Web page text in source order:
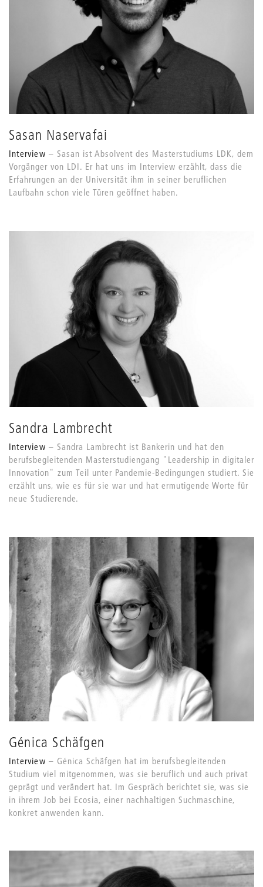
Sasan Naservafai
Interview
Sasan ist Absolvent des Masterstudiums LDK, dem
Vorgänger von LDI. Er hat uns im Interview erzählt, dass die
Erfahrungen an der Universität ihm in seiner beruflichen
Laufbahn schon viele Türen geöffnet haben.
Sandra Lambrecht
Interview
Sandra Lambrecht ist Bankerin und hat den
berufsbegleitenden Masterstudiengang "Leadership in digitaler
Innovation" zum Teil unter Pandemie-Bedingungen studiert. Sie
erzählt uns, wie es für sie war und hat ermutigende Worte für
neue Studierende.
Génica Schäfgen
Interview
Génica Schäfgen hat im berufsbegleitenden
Studium viel mitgenommen, was sie beruflich und auch privat
geprägt und verändert hat. Im Gespräch berichtet sie, was sie
in ihrem Job bei Ecosia, einer nachhaltigen Suchmaschine,
konkret anwenden kann.